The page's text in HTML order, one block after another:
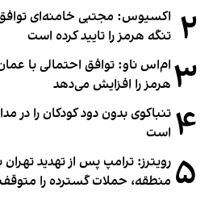
۲ اکسیوس: مجتبی خامنه‌ای
تنگه هرمز را تایید کرده است
۳ ام‌اس ناو: توافق احتمالی با
هرمز را افزایش می‌دهد
۴ تنباکوی بدون دود کودکان را در
است
۵ رویترز: ترامپ پس از تهدید
منطقه، حملات گسترده را